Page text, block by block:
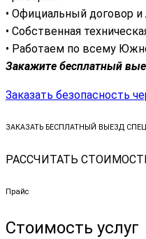
• Официальный договор
• Собственная
• Работаем по всему
Закажите бесплатный
Заказать безопасность
ЗАКАЗАТЬ БЕСПЛАТНЫЙ ВЫЕЗД
РАССЧИТАТЬ
Прайс
Стоимость услуг